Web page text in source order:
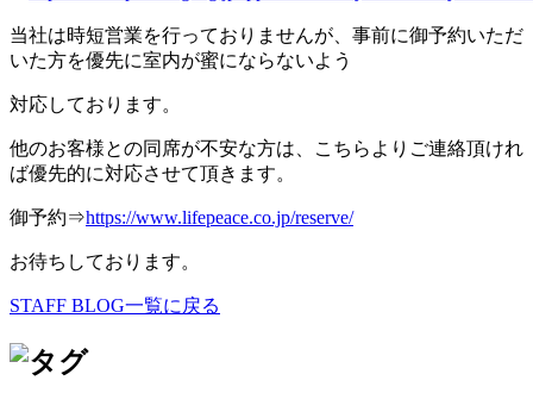
当社は時短営業を行っておりませんが、事前に御予約いただ
いた方を優先に室内が蜜にならないよう
対応しております。
他のお客様との同席が不安な方は、こちらよりご連絡頂けれ
ば優先的に対応させて頂きます。
御予約⇒https://www.lifepeace.co.jp/reserve/
お待ちしております。
STAFF BLOG一覧に戻る